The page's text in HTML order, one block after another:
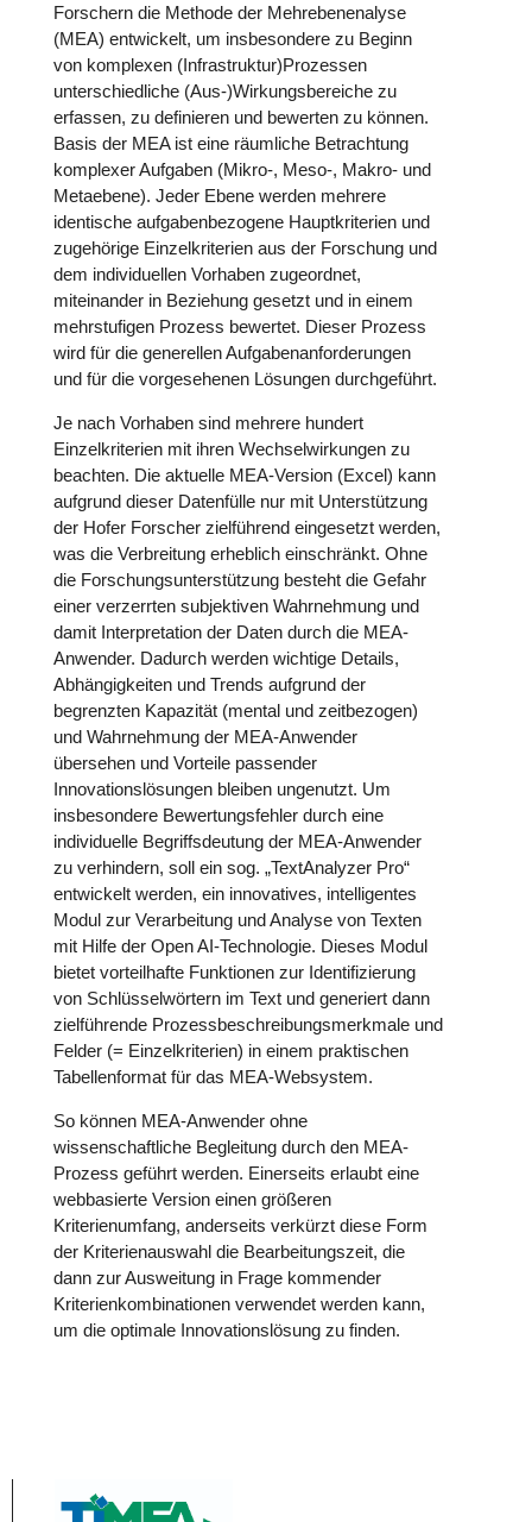
Forschern die Methode der Mehrebenenalyse
(MEA) entwickelt, um insbesondere zu Beginn
von komplexen (Infrastruktur)Prozessen
unterschiedliche (Aus-)Wirkungsbereiche zu
erfassen, zu definieren und bewerten zu können.
Basis der MEA ist eine räumliche Betrachtung
komplexer Aufgaben (Mikro-, Meso-, Makro- und
Metaebene). Jeder Ebene werden mehrere
identische aufgabenbezogene Hauptkriterien und
zugehörige Einzelkriterien aus der Forschung und
dem individuellen Vorhaben zugeordnet,
miteinander in Beziehung gesetzt und in einem
mehrstufigen Prozess bewertet. Dieser Prozess
wird für die generellen Aufgabenanforderungen
und für die vorgesehenen Lösungen durchgeführt.
Je nach Vorhaben sind mehrere hundert
Einzelkriterien mit ihren Wechselwirkungen zu
beachten. Die aktuelle MEA-Version (Excel) kann
aufgrund dieser Datenfülle nur mit Unterstützung
der Hofer Forscher zielführend eingesetzt werden,
was die Verbreitung erheblich einschränkt. Ohne
die Forschungsunterstützung besteht die Gefahr
einer verzerrten subjektiven Wahrnehmung und
damit Interpretation der Daten durch die MEA-
Anwender. Dadurch werden wichtige Details,
Abhängigkeiten und Trends aufgrund der
begrenzten Kapazität (mental und zeitbezogen)
und Wahrnehmung der MEA-Anwender
übersehen und Vorteile passender
Innovationslösungen bleiben ungenutzt. Um
insbesondere Bewertungsfehler durch eine
individuelle Begriffsdeutung der MEA-Anwender
zu verhindern, soll ein sog. „TextAnalyzer Pro“
entwickelt werden, ein innovatives, intelligentes
Modul zur Verarbeitung und Analyse von Texten
mit Hilfe der Open AI-Technologie. Dieses Modul
bietet vorteilhafte Funktionen zur Identifizierung
von Schlüsselwörtern im Text und generiert dann
zielführende Prozessbeschreibungsmerkmale und
Felder (= Einzelkriterien) in einem praktischen
Tabellenformat für das MEA-Websystem.
So können MEA-Anwender ohne
wissenschaftliche Begleitung durch den MEA-
Prozess geführt werden. Einerseits erlaubt eine
webbasierte Version einen größeren
Kriterienumfang, anderseits verkürzt diese Form
der Kriterienauswahl die Bearbeitungszeit, die
dann zur Ausweitung in Frage kommender
Kriterienkombinationen verwendet werden kann,
um die optimale Innovationslösung zu finden.